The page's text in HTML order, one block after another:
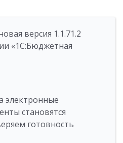
версия 1.1.71.2
«1C:Бюджетная
электронные
становятся
готовность